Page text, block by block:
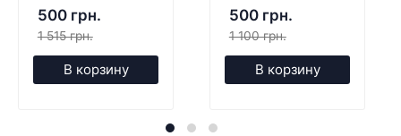
500 грн.
1 515 грн.
В корзину
500 грн.
1 100 грн.
В корзину